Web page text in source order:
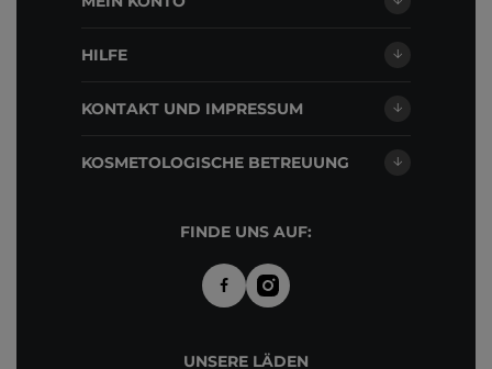
HILFE
KONTAKT UND IMPRESSUM
KOSMETOLOGISCHE BETREUUNG
FINDE UNS AUF:
UNSERE LÄDEN